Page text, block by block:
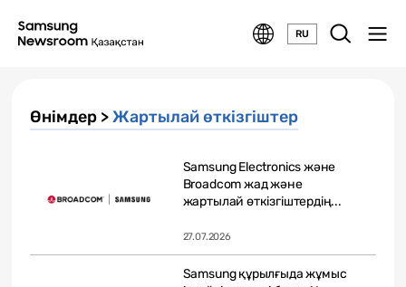
RU
Өнімдер >Жартылай өткізгіштер
Samsung Electronics және
Broadcom жад және
жартылай өткізгіштердің...
27.07.2026
Samsung құрылғыда жұмыс